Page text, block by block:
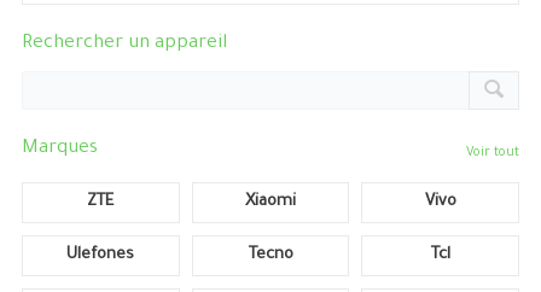
Rechercher un appareil
Marques Voir tout
ZTE Xiaomi Vivo
Ulefones Tecno Tcl